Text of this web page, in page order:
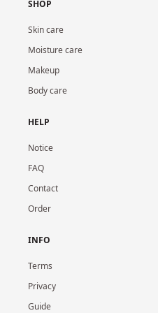
SHOP
Skin care
Moisture care
Makeup
Body care
HELP
Notice
FAQ
Contact
Order
INFO
Terms
Privacy
Guide